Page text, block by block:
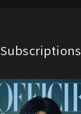
Subscriptions